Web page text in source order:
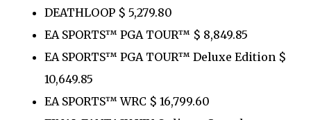
DEATHLOOP $ 5,279.80
EA SPORTS™ PGA TOUR™ $ 8,849.85
EA SPORTS™ PGA TOUR™ Deluxe Edition $
10,649.85
EA SPORTS™ WRC $ 16,799.60